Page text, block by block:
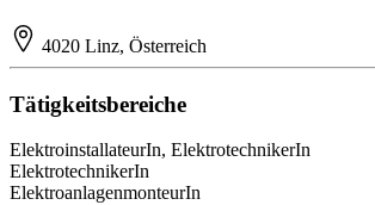
4020 Linz, Österreich
Tätigkeitsbereiche
ElektroinstallateurIn, ElektrotechnikerIn
ElektrotechnikerIn
ElektroanlagenmonteurIn